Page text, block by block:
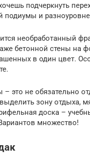
подчеркнуть
подиумы и
необработанный
бетонной стены на
в один цвет.
это не обязательно
зону отдыха,
доска –
множество!